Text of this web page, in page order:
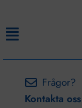
Frågor?
Kontakta oss